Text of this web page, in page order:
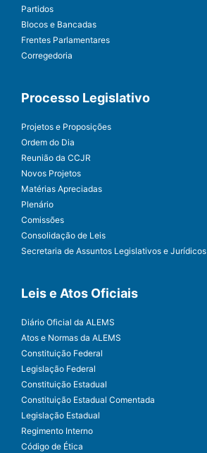
Partidos
Blocos e Bancadas
Frentes Parlamentares
Corregedoria
Processo Legislativo
Projetos e Proposições
Ordem do Dia
Reunião da CCJR
Novos Projetos
Matérias Apreciadas
Plenário
Comissões
Consolidação de Leis
Secretaria de Assuntos Legislativos e Jurídicos
Leis e Atos Oficiais
Diário Oficial da ALEMS
Atos e Normas da ALEMS
Constituição Federal
Legislação Federal
Constituição Estadual
Constituição Estadual Comentada
Legislação Estadual
Regimento Interno
Código de Ética